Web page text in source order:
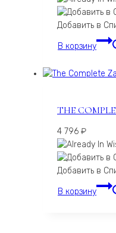
Добавить в
В корзину
THE
4 796 ₽
Добавить в
В корзину